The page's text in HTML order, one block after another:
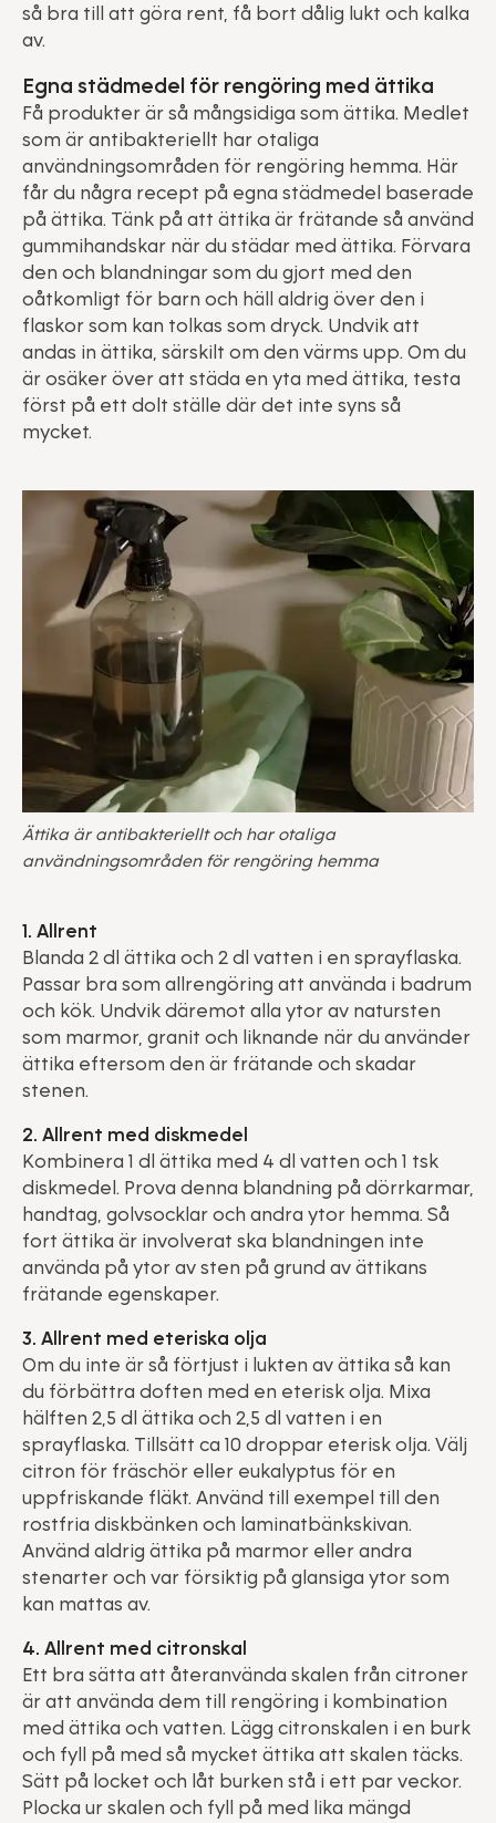
så bra till att göra rent, få bort dålig lukt och kalka
av.
Egna städmedel för rengöring med ättika
Få produkter är så mångsidiga som ättika. Medlet
som är antibakteriellt har otaliga
användningsområden för rengöring hemma. Här
får du några recept på egna städmedel baserade
på ättika. Tänk på att ättika är frätande så använd
gummihandskar när du städar med ättika. Förvara
den och blandningar som du gjort med den
oåtkomligt för barn och häll aldrig över den i
flaskor som kan tolkas som dryck. Undvik att
andas in ättika, särskilt om den värms upp. Om du
är osäker över att städa en yta med ättika, testa
först på ett dolt ställe där det inte syns så
mycket.
Ättika är antibakteriellt och har otaliga
användningsområden för rengöring hemma
1. Allrent
Blanda 2 dl ättika och 2 dl vatten i en sprayflaska.
Passar bra som allrengöring att använda i badrum
och kök. Undvik däremot alla ytor av natursten
som marmor, granit och liknande när du använder
ättika eftersom den är frätande och skadar
stenen.
2. Allrent med diskmedel
Kombinera 1 dl ättika med 4 dl vatten och 1 tsk
diskmedel. Prova denna blandning på dörrkarmar,
handtag, golvsocklar och andra ytor hemma. Så
fort ättika är involverat ska blandningen inte
använda på ytor av sten på grund av ättikans
frätande egenskaper.
3. Allrent med eteriska olja
Om du inte är så förtjust i lukten av ättika så kan
du förbättra doften med en eterisk olja. Mixa
hälften 2,5 dl ättika och 2,5 dl vatten i en
sprayflaska. Tillsätt ca 10 droppar eterisk olja. Välj
citron för fräschör eller eukalyptus för en
uppfriskande fläkt. Använd till exempel till den
rostfria diskbänken och laminatbänkskivan.
Använd aldrig ättika på marmor eller andra
stenarter och var försiktig på glansiga ytor som
kan mattas av.
4. Allrent med citronskal
Ett bra sätta att återanvända skalen från citroner
är att använda dem till rengöring i kombination
med ättika och vatten. Lägg citronskalen i en burk
och fyll på med så mycket ättika att skalen täcks.
Sätt på locket och låt burken stå i ett par veckor.
Plocka ur skalen och fyll på med lika mängd